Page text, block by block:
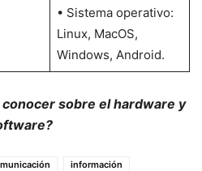
• Sistema operativo:
Linux, MacOS,
Windows, Android.
sobre el hardware y
información